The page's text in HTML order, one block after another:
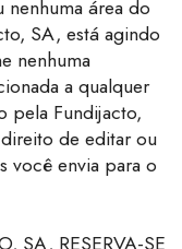
área do
SA, está agindo
nenhuma
a qualquer
pela Fundijacto,
de editar ou
você envia para o